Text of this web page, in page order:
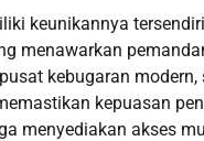
keunikannya
menawarkan
kebugaran modern,
kepuasan
menyediakan akses